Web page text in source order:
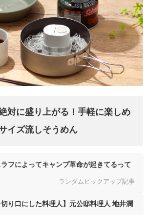
対に盛り上がる！手軽に楽しめ
イズ流しそうめん
フによってキャンプ革命が起きてるって
ランダムピックアップ記事
切り口にした料理人】元公邸料理人 地井潤